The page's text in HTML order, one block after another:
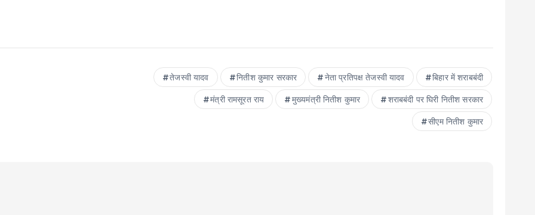
तेजस्‍वी यादव नितीश कुमार सरकार नेता प्रत‍िपक्ष तेजस्‍वी यादव ब‍िहार में शराबबंदी
मंत्री रामसूरत राय मुख्‍यमंत्री न‍ितीश कुमार शराबबंदी पर घ‍िरी न‍ितीश सरकार
सीएम न‍ितीश कुमार